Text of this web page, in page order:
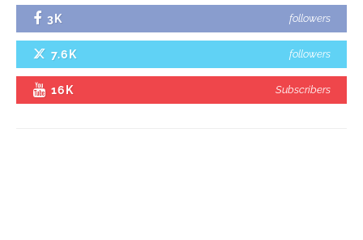
3K followers
7.6K followers
16K Subscribers